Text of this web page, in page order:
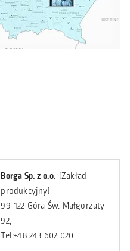
Borga Sp. z o.o. (Zakład
produkcyjny)
99-122 Góra Św. Małgorzaty
92,
Tel:+48 243 602 020